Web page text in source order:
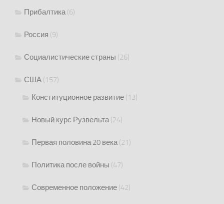
Прибалтика(6)
Россия (9)
Социалистические страны (26)
США (157)
Конституционное развитие (13)
Новый курс Рузвельта(24)
Первая половина 20 века(21)
Политика после войны (47)
Современное положение (42)